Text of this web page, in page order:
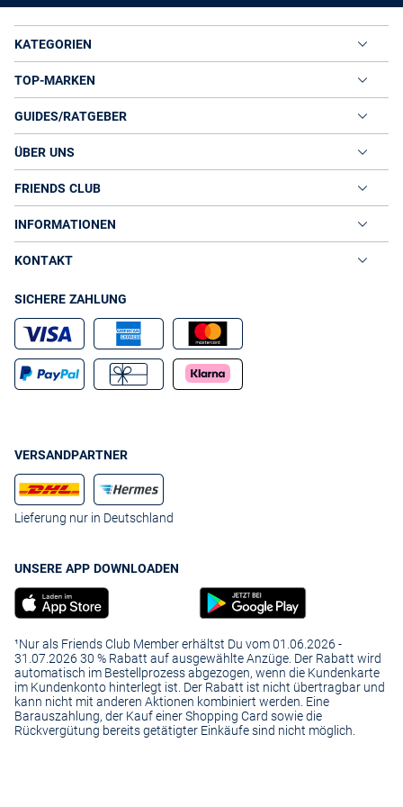
KATEGORIEN
TOP-MARKEN
GUIDES/RATGEBER
ÜBER UNS
FRIENDS CLUB
INFORMATIONEN
KONTAKT
SICHERE ZAHLUNG
VERSANDPARTNER
Lieferung nur in Deutschland
UNSERE APP DOWNLOADEN
¹Nur als Friends Club Member erhältst Du vom 01.06.2026 -
31.07.2026 30 % Rabatt auf ausgewählte Anzüge. Der Rabatt wird
automatisch im Bestellprozess abgezogen, wenn die Kundenkarte
im Kundenkonto hinterlegt ist. Der Rabatt ist nicht übertragbar und
kann nicht mit anderen Aktionen kombiniert werden. Eine
Barauszahlung, der Kauf einer Shopping Card sowie die
Rückvergütung bereits getätigter Einkäufe sind nicht möglich.